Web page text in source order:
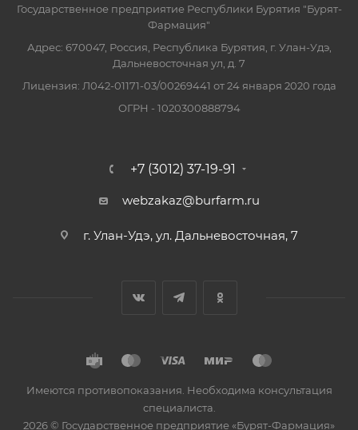
Государственное предприятие Республики Бурятия "Бурят-
Фармация"
Адрес: 670047, Россия, Республика Бурятия, г. Улан-Удэ,
Дальневосточная ул, д. 7
Лицензия: Л042-01171-03/00269441 от 24 января 2020 года
ОГРН - 1020300888794
+7 (3012) 37-19-91
webzakaz@burfarm.ru
г. Улан-Удэ, ул. Дальневосточная, 7
Имеются противопоказания. Необходима консультация
специалиста.
2026 © Государственное предприятие «Бурят-Фармация»